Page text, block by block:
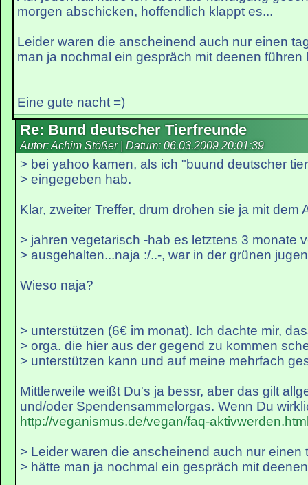
morgen abschicken, hoffendlich klappt es...
Leider waren die anscheinend auch nur einen
man ja nochmal ein gespräch mit deenen führen
Eine gute nacht =)
Re: Bund deutscher Tierfreunde
Autor: Achim Stößer | Datum: 06.03.2009 20:01:39
> bei yahoo kamen, als ich "buund deutscher
> eingegeben hab.
Klar, zweiter Treffer, drum drohen sie ja mit dem
> jahren vegetarisch -hab es letztens 3 monate
> ausgehalten...naja :/..-, war in der grünen
Wieso naja?
> unterstützen (6€ im monat). Ich dachte mir,
> orga. die hier aus der gegend zu kommen
> unterstützen kann und auf meine mehrfach
Mittlerweile weißt Du's ja bessr, aber das gilt
und/oder Spendensammelorgas. Wenn Du
http://veganismus.de/vegan/faq-
> Leider waren die anscheinend auch nur einen
> hätte man ja nochmal ein gespräch mit